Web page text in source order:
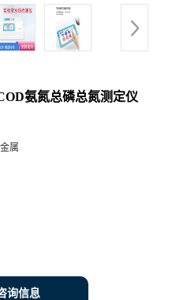
氨氮总磷总氮测定仪
属
询信息